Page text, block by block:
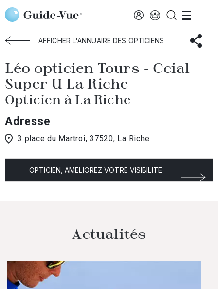
Aller au contenu principal
Accueil Choisir mon opticien Léo Opticien Tours
AFFICHER L'ANNUAIRE DES OPTICIENS
Léo opticien Tours - Ccial
Super U La Riche
Opticien à La Riche
Adresse
3 place du Martroi, 37520, La Riche
OPTICIEN, AMELIOREZ VOTRE VISIBILITE
Actualités